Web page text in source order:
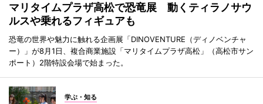
マリタイムプラザ高松で恐竜展 動くティラノサウ
ルスや乗れるフィギュアも
恐竜の世界や魅力に触れる企画展「DINOVENTURE（ディノベンチャ
ー）」が8月1日、複合商業施設「マリタイムプラザ高松」（高松市サン
ポート）2階特設会場で始まった。
学ぶ・知る